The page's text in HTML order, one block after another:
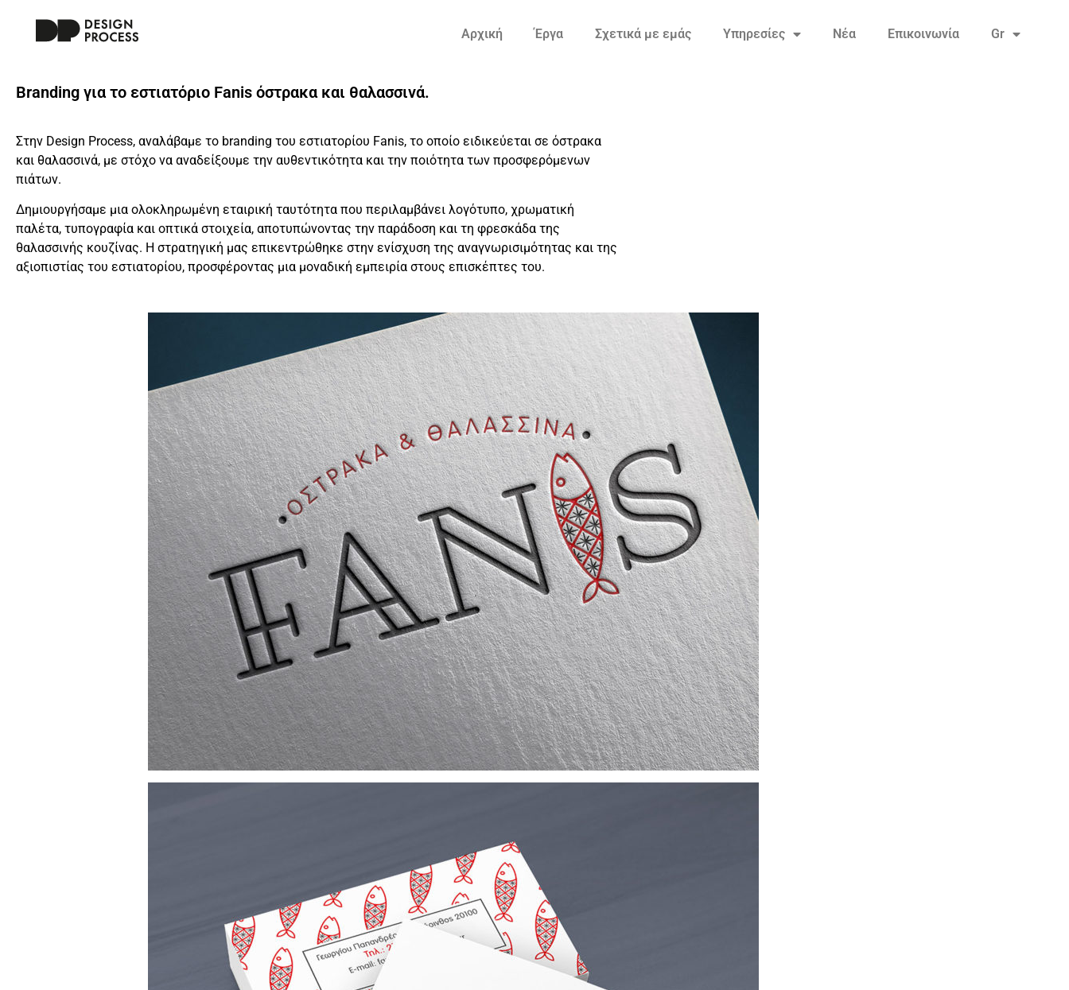
Αρχική Έργα Σχετικά με εμάς Υπηρεσίες Νέα Επικοινωνία Gr
Branding για το εστιατόριο Fanis όστρακα και θαλασσινά.
Στην Design Process, αναλάβαμε το branding του εστιατορίου Fanis, το οποίο ειδικεύεται σε όστρακα
και θαλασσινά, με στόχο να αναδείξουμε την αυθεντικότητα και την ποιότητα των προσφερόμενων
πιάτων.
Δημιουργήσαμε μια ολοκληρωμένη εταιρική ταυτότητα που περιλαμβάνει λογότυπο, χρωματική
παλέτα, τυπογραφία και οπτικά στοιχεία, αποτυπώνοντας την παράδοση και τη φρεσκάδα της
θαλασσινής κουζίνας. Η στρατηγική μας επικεντρώθηκε στην ενίσχυση της αναγνωρισιμότητας και της
αξιοπιστίας του εστιατορίου, προσφέροντας μια μοναδική εμπειρία στους επισκέπτες του.